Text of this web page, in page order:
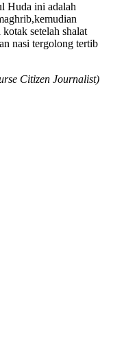
Huda ini adalah
setelah shalat
nasi tergolong tertib
Citizen Journalist)